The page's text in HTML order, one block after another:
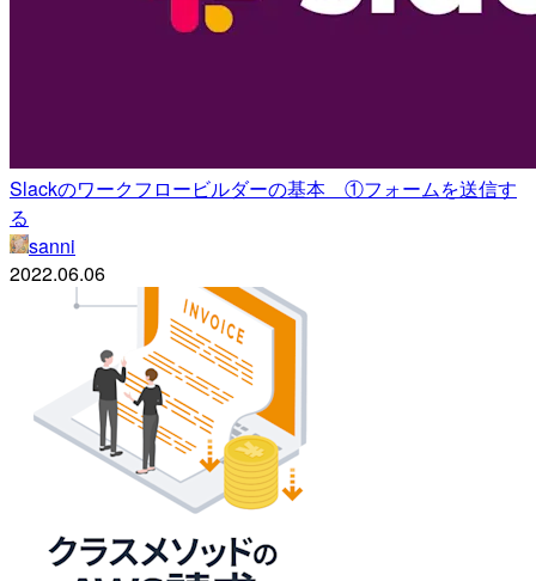
Slackのワークフロービルダーの基本 ①フォームを送信す
る
sanni
2022.06.06